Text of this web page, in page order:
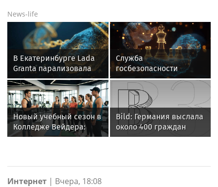
News-life
В Екатеринбурге Lada
Granta парализовала
движение на
Амундсена
Служба
госбезопасности
Узбекистана
приговорила
экстремистов к срокам
Новый учебный сезон в
Колледже Вейдера:
стартовали очные
специалистов
индустрии здоровья
Bild: Германия выслала
около 400 граждан
России с 2022 года
Интернет | Вчера, 18:08